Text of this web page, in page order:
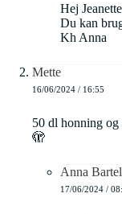
Hej Jeanette
Du kan
Kh Anna
Mette
16/06/2024 / 16:55
50 dl honning og
🫣
Anna
17/06/2024 /